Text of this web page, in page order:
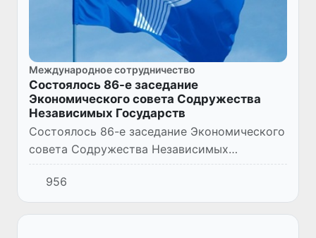
Международное сотрудничество
Состоялось 86-е заседание
Экономического совета Содружества
Независимых Государств
Состоялось 86-е заседание Экономического
совета Содружества Независимых
Государств, которое впервые прошло
дистанционно в формате
видеоконференцсвязи. В повестку дня
заседания были...
956